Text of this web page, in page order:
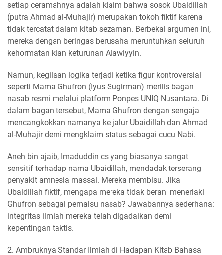
setiap ceramahnya adalah klaim bahwa sosok Ubaidillah
(putra Ahmad al-Muhajir) merupakan tokoh fiktif karena
tidak tercatat dalam kitab sezaman. Berbekal argumen ini,
mereka dengan beringas berusaha meruntuhkan seluruh
kehormatan klan keturunan Alawiyyin.
Namun, kegilaan logika terjadi ketika figur kontroversial
seperti Mama Ghufron (Iyus Sugirman) merilis bagan
nasab resmi melalui platform Ponpes UNIQ Nusantara. Di
dalam bagan tersebut, Mama Ghufron dengan sengaja
mencangkokkan namanya ke jalur Ubaidillah dan Ahmad
al-Muhajir demi mengklaim status sebagai cucu Nabi.
Aneh bin ajaib, Imaduddin cs yang biasanya sangat
sensitif terhadap nama Ubaidillah, mendadak terserang
penyakit amnesia massal. Mereka membisu. Jika
Ubaidillah fiktif, mengapa mereka tidak berani meneriaki
Ghufron sebagai pemalsu nasab? Jawabannya sederhana:
integritas ilmiah mereka telah digadaikan demi
kepentingan taktis.
2. Ambruknya Standar Ilmiah di Hadapan Kitab Bahasa